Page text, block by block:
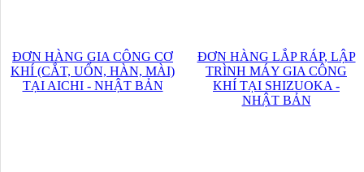
ĐƠN HÀNG GIA CÔNG CƠ
KHÍ (CẮT, UỐN, HÀN, MÀI)
TẠI AICHI - NHẬT BẢN
ĐƠN HÀNG LẮP RÁP, LẬP
TRÌNH MÁY GIA CÔNG
KHÍ TẠI SHIZUOKA -
NHẬT BẢN